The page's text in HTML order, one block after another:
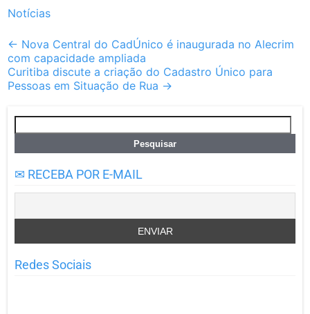
Notícias
Post
navigation
← Nova Central do CadÚnico é inaugurada no Alecrim
com capacidade ampliada
Curitiba discute a criação do Cadastro Único para
Pessoas em Situação de Rua →
por:
✉ RECEBA POR E-MAIL
Redes Sociais